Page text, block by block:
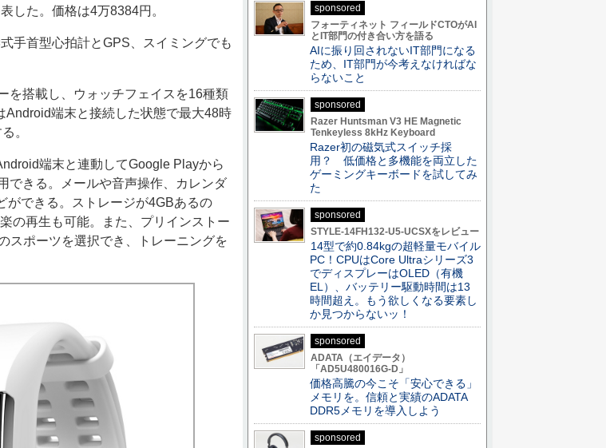
した。価格は4万8384円。
手首型心拍計とGPS、スイミングでも
搭載し、ウォッチフェイスを16種類
端末と接続した状態で最大48時
。
端末と連動してGoogle Playから
できる。メールや音声操作、カレンダ
ができる。ストレージが4GBあるの
の再生も可能。また、プリインストー
スポーツを選択でき、トレーニングを
sponsored
フォーティネット フィールドCTOがAI
とIT部門の付き合い方を語る
AIに振り回されないIT部門になる
ため、IT部門が今考えなければな
らないこと
sponsored
Razer Huntsman V3 HE Magnetic
Tenkeyless 8kHz Keyboard
Razer初の磁気式スイッチ採
用？ 低価格と多機能を両立した
ゲーミングキーボードを試してみ
た
sponsored
STYLE-14FH132-U5-UCSXをレビュー
14型で約0.84kgの超軽量モバイル
PC！CPUはCore Ultraシリーズ3
でディスプレーはOLED（有機
EL）、バッテリー駆動時間は13
時間超え。もう欲しくなる要素し
か見つからないッ！
sponsored
ADATA（エイデータ）
「AD5U480016G-D」
価格高騰の今こそ「安心できる」
メモリを。信頼と実績のADATA
DDR5メモリを導入しよう
sponsored